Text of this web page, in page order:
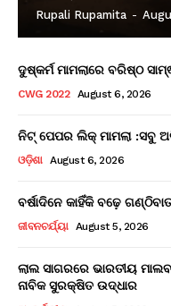
Rupali Rupamita -
ଦୁଷ୍କର୍ମ ମାମଲାରେ ବରିଷ୍ଠ
CWG 2022 August 6, 2026
ନିଟ୍ ପେପର ଲିକ୍ ମାମଲା :ସବୁ
ଓଡ଼ିଶା August 6, 2026
ବର୍ଷାଦିନେ କାହିଁକି ବଢ଼େ
ଜୀବନଚର୍ଯ୍ୟା August 5, 2026
ଲାଲ ସାଗରରେ ଭାରତୀୟ
ନାବିକ ସୁରକ୍ଷିତ ଉଦ୍ଧାର